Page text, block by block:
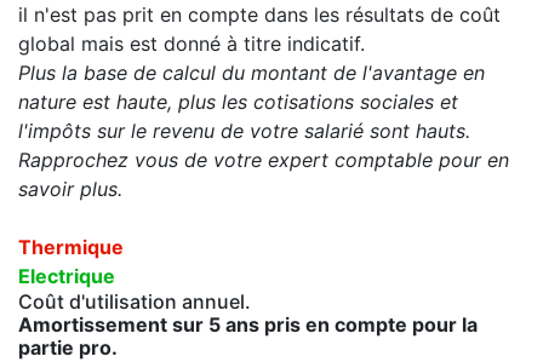
il n'est pas prit en compte dans les résultats de coût
global mais est donné à titre indicatif.
Plus la base de calcul du montant de l'avantage en
nature est haute, plus les cotisations sociales et
l'impôts sur le revenu de votre salarié sont hauts.
Rapprochez vous de votre expert comptable pour en
savoir plus.
Thermique
Electrique
Coût d'utilisation annuel.
Amortissement sur 5 ans pris en compte pour la
partie pro.